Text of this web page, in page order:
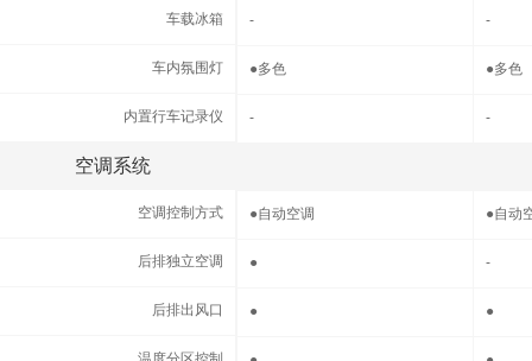
车载冰箱 - -
车内氛围灯 ●多色 ●多色
内置行车记录仪 - -
空调系统
空调控制方式 ●自动空调 ●自动
后排独立空调 ● -
后排出风口 ● ●
车载冰箱
车内氛围灯
内置行车记录仪
空调系统
空调控制方式
后排独立空调
后排出风口